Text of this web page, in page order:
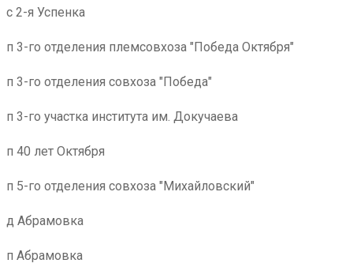
с 2-я Успенка
п 3-го отделения племсовхоза "Победа Октября"
п 3-го отделения совхоза "Победа"
п 3-го участка института им. Докучаева
п 40 лет Октября
п 5-го отделения совхоза "Михайловский"
д Абрамовка
п Абрамовка